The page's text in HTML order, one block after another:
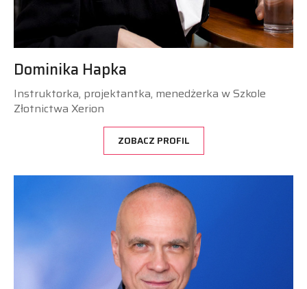
Dominika Hapka
Instruktorka, projektantka, menedżerka w Szkole
Złotnictwa Xerion
ZOBACZ PROFIL